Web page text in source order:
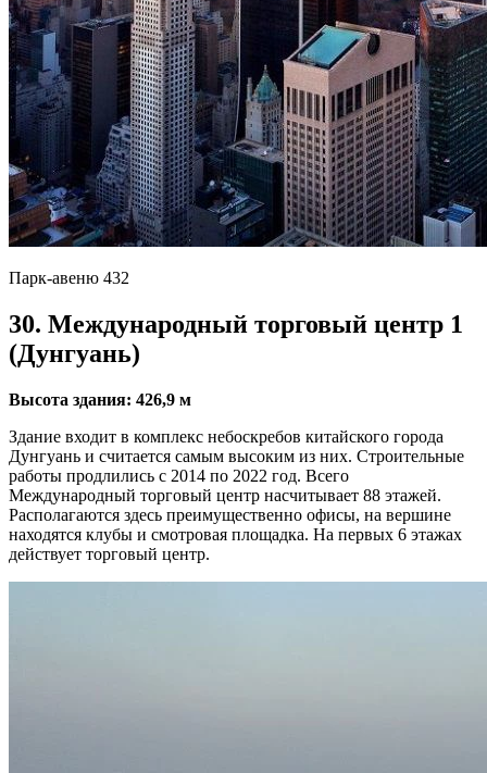
Парк-авеню 432
30. Международный торговый центр 1
(Дунгуань)
Высота здания: 426,9 м
Здание входит в комплекс небоскребов китайского города
Дунгуань и считается самым высоким из них. Строительные
работы продлились с 2014 по 2022 год. Всего
Международный торговый центр насчитывает 88 этажей.
Располагаются здесь преимущественно офисы, на вершине
находятся клубы и смотровая площадка. На первых 6 этажах
действует торговый центр.